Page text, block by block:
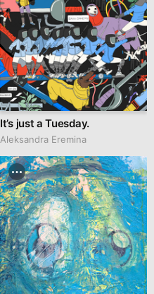
It’s just a Tuesday.
Aleksandra Eremina